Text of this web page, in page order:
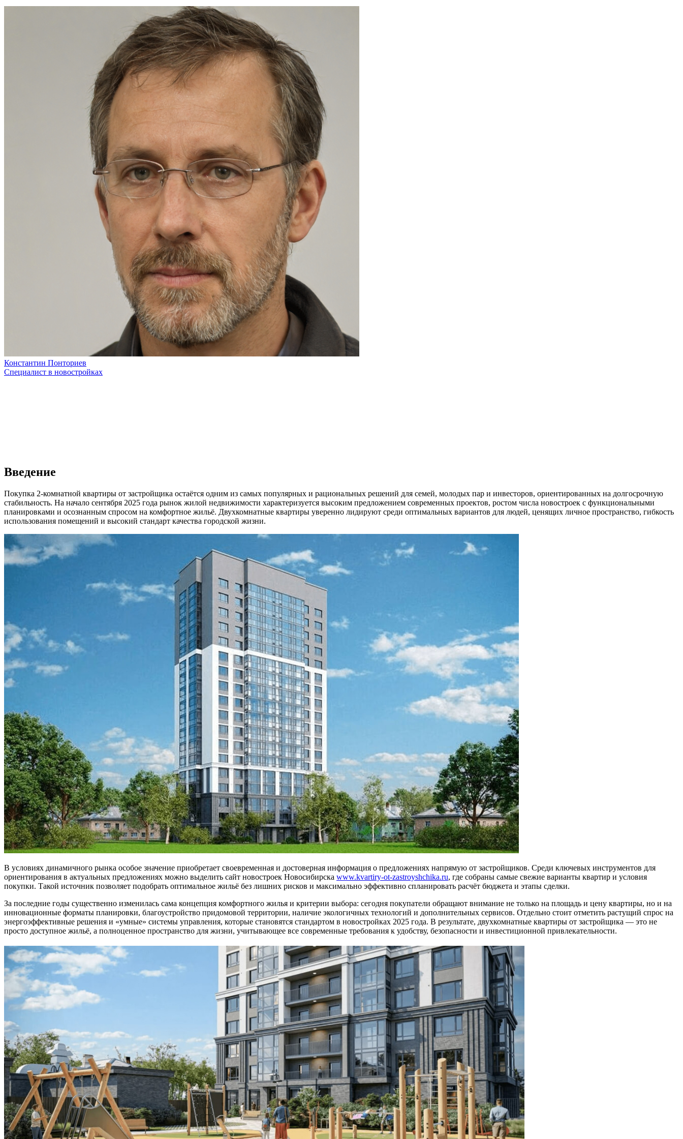
Константин Понториев
Специалист в новостройках
Введение
Покупка 2-комнатной квартиры от застройщика остаётся одним из самых популярных и рациональных решений для семей, молодых пар и инвесторов, ориентированных на долгосрочную
стабильность. На начало сентября 2025 года рынок жилой недвижимости характеризуется высоким предложением современных проектов, ростом числа новостроек с функциональными
планировками и осознанным спросом на комфортное жильё. Двухкомнатные квартиры уверенно лидируют среди оптимальных вариантов для людей, ценящих личное пространство, гибкость
использования помещений и высокий стандарт качества городской жизни.
В условиях динамичного рынка особое значение приобретает своевременная и достоверная информация о предложениях напрямую от застройщиков. Среди ключевых инструментов для
ориентирования в актуальных предложениях можно выделить сайт новостроек Новосибирска www.kvartiry-ot-zastroyshchika.ru, где собраны самые свежие варианты квартир и условия
покупки. Такой источник позволяет подобрать оптимальное жильё без лишних рисков и максимально эффективно спланировать расчёт бюджета и этапы сделки.
За последние годы существенно изменилась сама концепция комфортного жилья и критерии выбора: сегодня покупатели обращают внимание не только на площадь и цену квартиры, но и на
инновационные форматы планировки, благоустройство придомовой территории, наличие экологичных технологий и дополнительных сервисов. Отдельно стоит отметить растущий спрос на
энергоэффективные решения и «умные» системы управления, которые становятся стандартом в новостройках 2025 года. В результате, двухкомнатные квартиры от застройщика — это не
просто доступное жильё, а полноценное пространство для жизни, учитывающее все современные требования к удобству, безопасности и инвестиционной привлекательности.